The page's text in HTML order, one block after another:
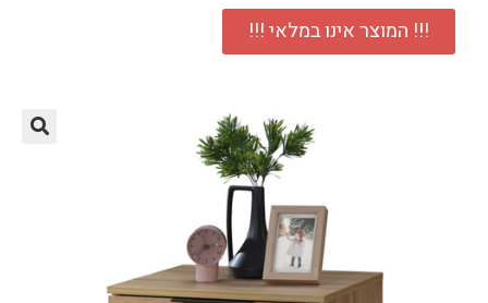
!!! המוצר אינו במלאי !!!